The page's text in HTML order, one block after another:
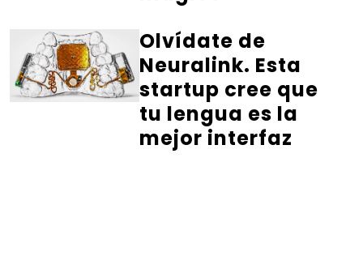
Olvídate de
Neuralink. Esta
startup cree que
tu lengua es la
mejor interfaz